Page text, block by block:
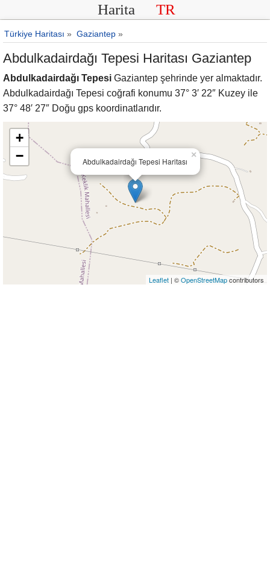
Harita TR
Türkiye Haritası » Gaziantep »
Abdulkadairdağı Tepesi Haritası Gaziantep
Abdulkadairdağı Tepesi Gaziantep şehrinde yer almaktadır.
Abdulkadairdağı Tepesi coğrafi konumu 37° 3′ 22″ Kuzey ile
37° 48′ 27″ Doğu gps koordinatlarıdır.
Abdulkadairdağı Tepesi Haritası
×
+
−
Leaflet | ©OpenStreetMapcontributors